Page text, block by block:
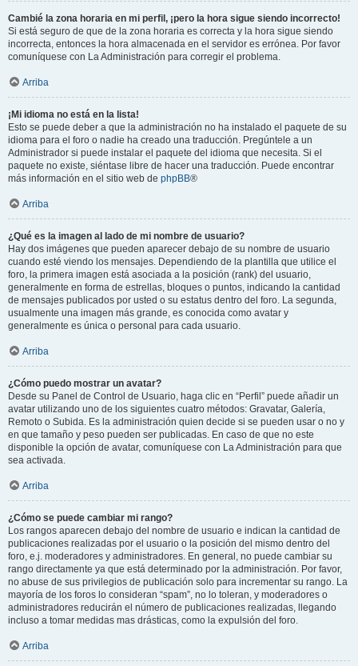
Cambié la zona horaria en mi perfil, ¡pero la hora sigue siendo incorrecto!
Si está seguro de que de la zona horaria es correcta y la hora sigue siendo
incorrecta, entonces la hora almacenada en el servidor es errónea. Por favor
comuníquese con La Administración para corregir el problema.
Arriba
¡Mi idioma no está en la lista!
Esto se puede deber a que la administración no ha instalado el paquete de su
idioma para el foro o nadie ha creado una traducción. Pregúntele a un
Administrador si puede instalar el paquete del idioma que necesita. Si el
paquete no existe, siéntase libre de hacer una traducción. Puede encontrar
más información en el sitio web de phpBB®
Arriba
¿Qué es la imagen al lado de mi nombre de usuario?
Hay dos imágenes que pueden aparecer debajo de su nombre de usuario
cuando esté viendo los mensajes. Dependiendo de la plantilla que utilice el
foro, la primera imagen está asociada a la posición (rank) del usuario,
generalmente en forma de estrellas, bloques o puntos, indicando la cantidad
de mensajes publicados por usted o su estatus dentro del foro. La segunda,
usualmente una imagen más grande, es conocida como avatar y
generalmente es única o personal para cada usuario.
Arriba
¿Cómo puedo mostrar un avatar?
Desde su Panel de Control de Usuario, haga clic en “Perfil” puede añadir un
avatar utilizando uno de los siguientes cuatro métodos: Gravatar, Galería,
Remoto o Subida. Es la administración quien decide si se pueden usar o no y
en que tamaño y peso pueden ser publicadas. En caso de que no este
disponible la opción de avatar, comuníquese con La Administración para que
sea activada.
Arriba
¿Cómo se puede cambiar mi rango?
Los rangos aparecen debajo del nombre de usuario e indican la cantidad de
publicaciones realizadas por el usuario o la posición del mismo dentro del
foro, e.j. moderadores y administradores. En general, no puede cambiar su
rango directamente ya que está determinado por la administración. Por favor,
no abuse de sus privilegios de publicación solo para incrementar su rango. La
mayoría de los foros lo consideran “spam”, no lo toleran, y moderadores o
administradores reducirán el número de publicaciones realizadas, llegando
incluso a tomar medidas mas drásticas, como la expulsión del foro.
Arriba